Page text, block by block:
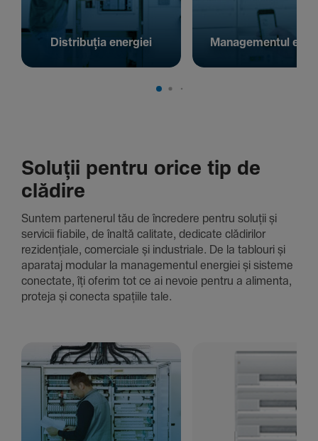
Distribuția energiei Managementul
Soluții pentru orice tip de
clădire
Suntem parte­nerul tău de încre­dere pentru soluții și
servicii fiabile, de înaltă cali­tate, dedi­cate clădi­rilor
rezi­den­țiale, comer­ciale și indus­triale. De la tablouri și
aparataj modular la managementul energiei și sisteme
conec­tate, îți oferim tot ce ai nevoie pentru a alimenta,
proteja și conecta spațiile tale.